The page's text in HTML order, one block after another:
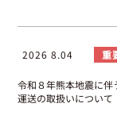
2026 8.04 重
令和８年熊本地震に
運送の取扱いについて